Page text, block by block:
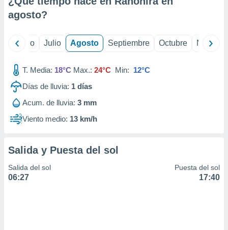
e
publicidad
publicidad
de
agosto?
Junio Julio Agosto Septiembre Octubre
T. Media: 18°C Max.: 24°C Min: 12°C
Días de lluvia: 1 días
Acum. de lluvia: 3 mm
Viento medio: 13 km/h
Salida y Puesta del sol
Salida del sol
06:27
Puesta del sol
17:40